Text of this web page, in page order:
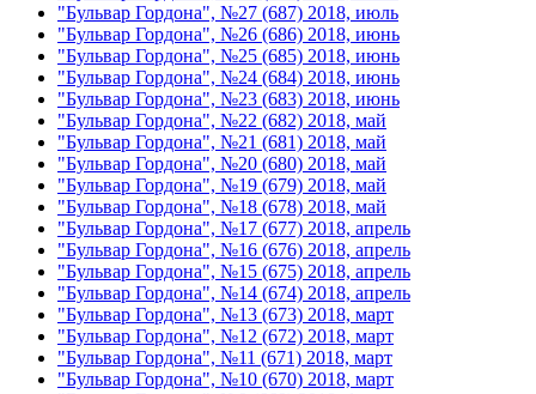
"Бульвар Гордона", №27 (687) 2018, июль
"Бульвар Гордона", №26 (686) 2018, июнь
"Бульвар Гордона", №25 (685) 2018, июнь
"Бульвар Гордона", №24 (684) 2018, июнь
"Бульвар Гордона", №23 (683) 2018, июнь
"Бульвар Гордона", №22 (682) 2018, май
"Бульвар Гордона", №21 (681) 2018, май
"Бульвар Гордона", №20 (680) 2018, май
"Бульвар Гордона", №19 (679) 2018, май
"Бульвар Гордона", №18 (678) 2018, май
"Бульвар Гордона", №17 (677) 2018, апрель
"Бульвар Гордона", №16 (676) 2018, апрель
"Бульвар Гордона", №15 (675) 2018, апрель
"Бульвар Гордона", №14 (674) 2018, апрель
"Бульвар Гордона", №13 (673) 2018, март
"Бульвар Гордона", №12 (672) 2018, март
"Бульвар Гордона", №11 (671) 2018, март
"Бульвар Гордона", №10 (670) 2018, март